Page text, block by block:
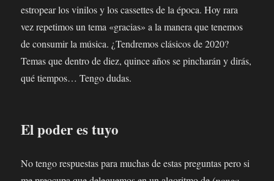
estropear los vinilos y los cassettes de la época. Hoy rara
vez repetimos un tema «gracias» a la manera que tenemos
de consumir la música. ¿Tendremos clásicos de 2020?
Temas que dentro de diez, quince años se pincharán y dirás,
qué tiempos… Tengo dudas.
El poder es tuyo
No tengo respuestas para muchas de estas preguntas pero si